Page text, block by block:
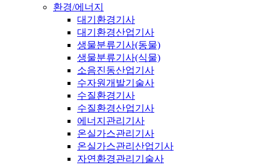
환경/에너지
대기환경기사
대기환경산업기사
생물분류기사(동물)
생물분류기사(식물)
소음진동산업기사
수자원개발기술사
수질환경기사
수질환경산업기사
에너지관리기사
온실가스관리기사
온실가스관리산업기사
자연환경관리기술사